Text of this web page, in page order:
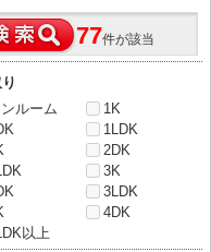
77件が該当
ルーム
1K
1LDK
2DK
3K
3LDK
4DK
以上